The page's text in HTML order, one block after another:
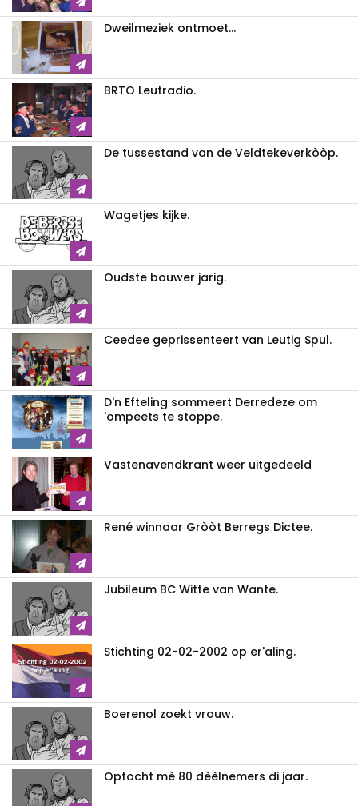
Dweilmeziek ontmoet...
BRTO Leutradio.
De tussestand van de Veldtekeverkòòp.
Wagetjes kijke.
Oudste bouwer jarig.
Ceedee geprissenteert van Leutig Spul.
D'n Efteling sommeert Derredeze om
'ompeets te stoppe.
Vastenavendkrant weer uitgedeeld
René winnaar Gròòt Berregs Dictee.
Jubileum BC Witte van Wante.
Stichting 02-02-2002 op er'aling.
Boerenol zoekt vrouw.
Optocht mè 80 dèèlnemers di jaar.